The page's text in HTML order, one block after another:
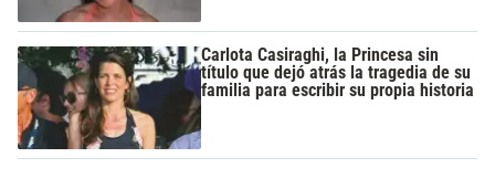
Carlota Casiraghi, la Princesa sin
título que dejó atrás la tragedia de su
familia para escribir su propia historia